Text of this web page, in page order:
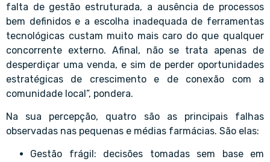
falta de gestão estruturada, a ausência de processos
bem definidos e a escolha inadequada de ferramentas
tecnológicas custam muito mais caro do que qualquer
concorrente externo. Afinal, não se trata apenas de
desperdiçar uma venda, e sim de perder oportunidades
estratégicas de crescimento e de conexão com a
comunidade local”, pondera.
Na sua percepção, quatro são as principais falhas
observadas nas pequenas e médias farmácias. São elas:
Gestão frágil: decisões tomadas sem base em